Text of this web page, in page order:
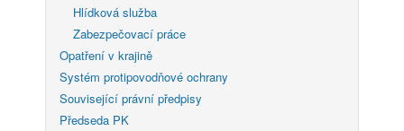
Hlídková služba
Zabezpečovací práce
Opatření v krajině
Systém protipovodňové ochrany
Související právní předpisy
Předseda PK